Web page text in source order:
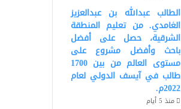
الطالب عبدالله بن عبدالعزيز
الغامدي. من تعليم المنطقة
الشرقية، حصل على أفضل
باحث وأفضل مشروع على
مستوى العالم من بين 1700
طالب في آيسف الدولي لعام
2022م.
منذ 5 أيام